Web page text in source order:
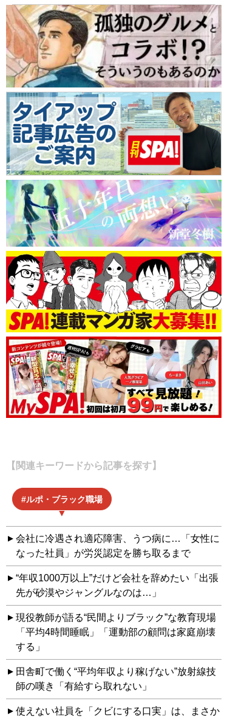
【関連キーワードから記事を探す】
ルポ・ブラック職場
会社に冷遇され適応障害、うつ病に…「女性に
なった社員」が労災認定を勝ち取るまで
“年収1000万以上”だけど会社を辞めたい「出張
先が砂漠やジャングルなのは…」
現役教師が語る“民間よりブラック”な教育現場
「平均4時間睡眠」「運動部の顧問は家庭崩壊
する」
田舎町で働く“平均年収より稼げない”放射線技
師の嘆き「有給すら取れない」
使えない社員を「クビにする口実」は、まさか